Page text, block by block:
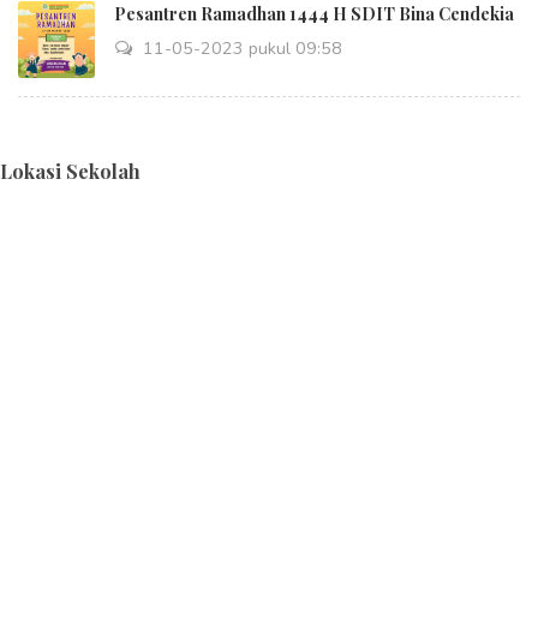
Pesantren Ramadhan 1444 H SDIT Bina Cendekia
11-05-2023 pukul 09:58
Lokasi Sekolah